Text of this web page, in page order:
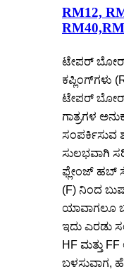
RM12,
ಟೇಪರ್
ಕಪ್ಲಿಂಗ್‌ಗಳು
ಟೇಪರ್ ಬೋರ್
ಗಾತ್ರಗಳ
ಸಂಪರ್ಕಿಸುವ
ಸುಲಭವಾಗಿ
ಫ್ಲೇಂಜ್ ಹಬ್
(F) ನಿಂದ ಬುಷ್
ಯಾವಾಗಲೂ
ಇದು ಎರಡು
HF ಮತ್ತು
ಬಳಸುವಾಗ,